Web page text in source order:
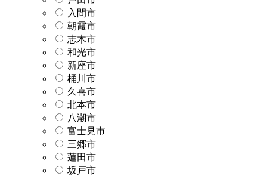
入間市
朝霞市
志木市
和光市
新座市
桶川市
久喜市
北本市
八潮市
富士見市
三郷市
蓮田市
坂戸市